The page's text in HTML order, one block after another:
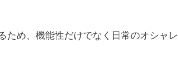
ため、機能性だけでなく日常のオシャレ